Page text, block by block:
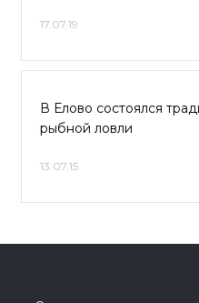
17.07.19
В Елово состоялся
рыбной ловли
13.07.15